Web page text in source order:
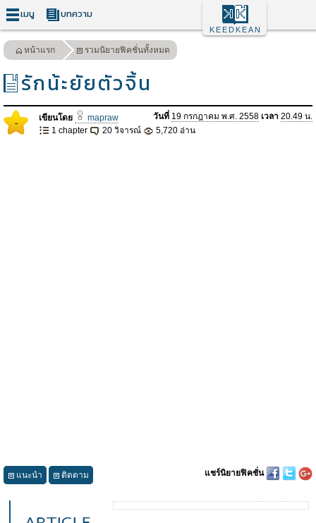
เมนู บทความ
KEEDKEAN
หน้าแรก รวมนิยายฟิคชั่นทั้งหมด
รักน้ะยัยตัวจิ้น
- เขียนโดย mapraw วันที่ 19 กรกฎาคม พ.ศ. 2558 เวลา 20.49 น.
1 chapter
20 วิจารณ์ 5,720 อ่าน
แนะนำ ติดตาม แชร์นิยายฟิคชั่น